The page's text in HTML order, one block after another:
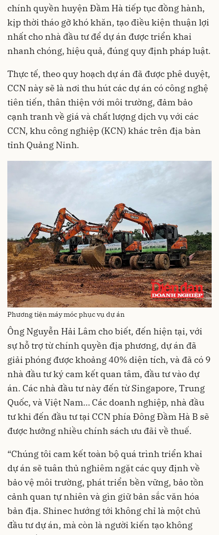
chính quyền huyện Đầm Hà tiếp tục đồng hành,
kịp thời tháo gỡ khó khăn, tạo điều kiện thuận lợi
nhất cho nhà đầu tư để dự án được triển khai
nhanh chóng, hiệu quả, đúng quy định pháp luật.
Thực tế, theo quy hoạch dự án đã được phê duyệt,
CCN này sẽ là nơi thu hút các dự án có công nghệ
tiên tiến, thân thiện với môi trường, đảm bảo
cạnh tranh về giá và chất lượng dịch vụ với các
CCN, khu công nghiệp (KCN) khác trên địa bàn
tỉnh Quảng Ninh.
Phương tiện máy móc phục vụ dự án
Ông Nguyễn Hải Lâm cho biết, đến hiện tại, với
sự hỗ trợ từ chính quyền địa phương, dự án đã
giải phóng được khoảng 40% diện tích, và đã có 9
nhà đầu tư ký cam kết quan tâm, đầu tư vào dự
án. Các nhà đầu tư này đến từ Singapore, Trung
Quốc, và Việt Nam… Các doanh nghiệp, nhà đầu
tư khi đến đầu tư tại CCN phía Đông Đầm Hà B sẽ
được hưởng nhiều chính sách ưu đãi về thuế.
“Chúng tôi cam kết toàn bộ quá trình triển khai
dự án sẽ tuân thủ nghiêm ngặt các quy định về
bảo vệ môi trường, phát triển bền vững, bảo tồn
cảnh quan tự nhiên và gìn giữ bản sắc văn hóa
bản địa. Shinec hướng tới không chỉ là một chủ
đầu tư dự án, mà còn là người kiến tạo không